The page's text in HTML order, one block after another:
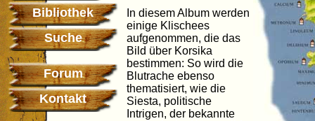
Bibliothek
Suche
Forum
Kontakt
In diesem Album werden
einige Klischees
aufgenommen, die das
Bild über Korsika
bestimmen: So wird die
Blutrache ebenso
thematisiert, wie die
Siesta, politische
Intrigen, der bekannte